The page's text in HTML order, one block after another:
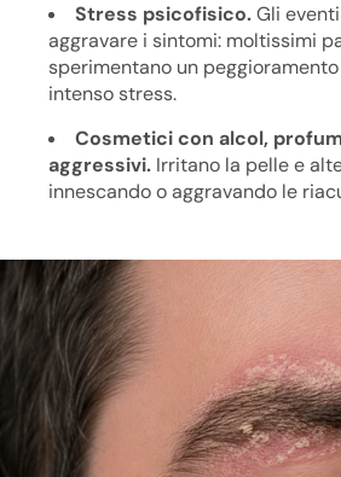
Stress psicofisico.Gli
aggravare i sintomi: moltissimi
sperimentano un
intenso stress.
Cosmetici con alcol,
aggressivi. Irritano la pelle e
innescando o aggravando le